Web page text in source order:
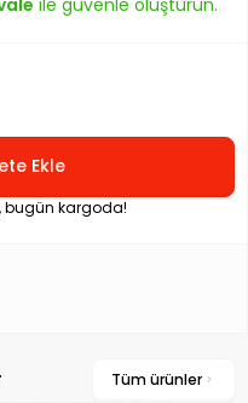
Ekle
bugün kargoda!
Tüm ürünler